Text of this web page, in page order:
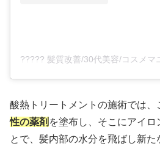
酸熱トリートメントの施術では、
性の薬剤 を塗布し、そこにアイロ
とで、髪内部の水分を飛ばし新た